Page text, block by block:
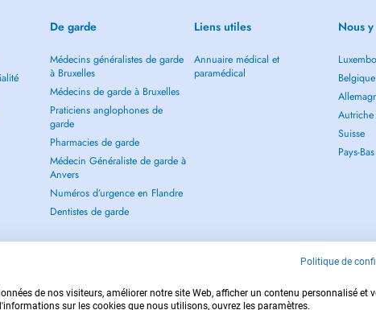
De garde
Médecins généralistes de garde
à Bruxelles
Médecins de garde à Bruxelles
Praticiens anglophones de
garde
Pharmacies de garde
Médecin Généraliste de garde à
Anvers
Numéros d’urgence en Flandre
Dentistes de garde
Liens utiles
Annuaire médical et
paramédical
Nous
Belgique
Autriche
Suisse
Pays-Bas
Politique de
de nos visiteurs, améliorer notre site Web, afficher un contenu personnalisé et
sur les cookies que nous utilisons, ouvrez les paramètres.